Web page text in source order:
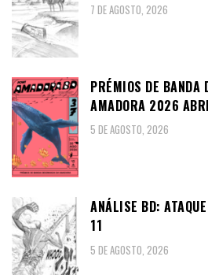
7 DE AGOSTO, 2026
PRÉMIOS DE BANDA
AMADORA 2026
5 DE AGOSTO, 2026
ANÁLISE BD:
11
5 DE AGOSTO, 2026